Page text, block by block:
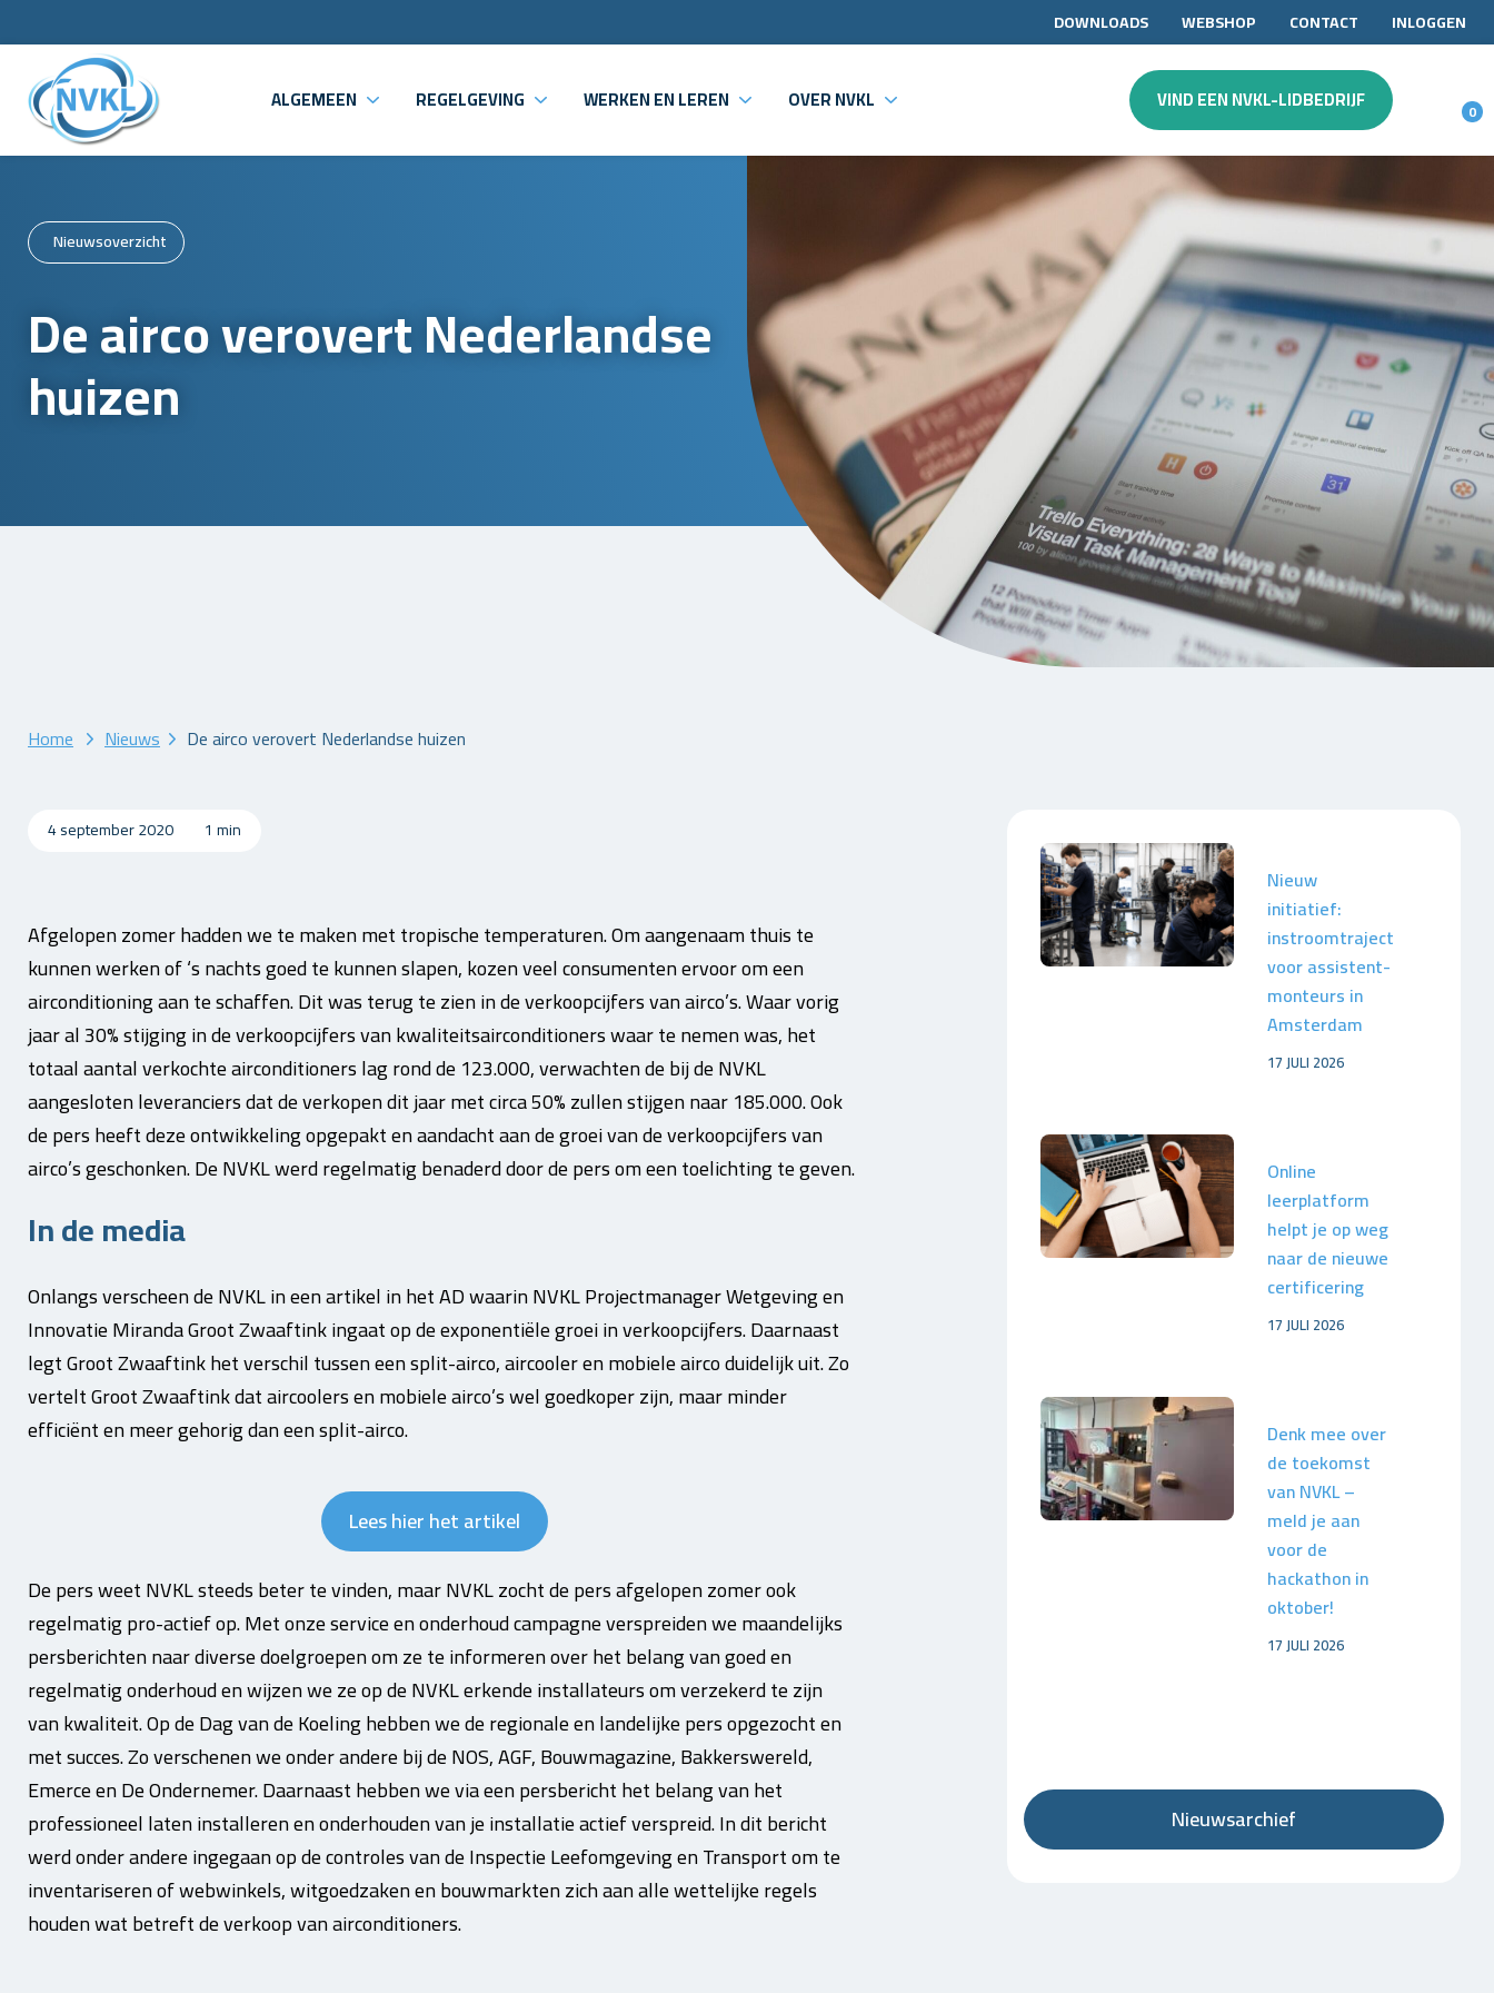
DOWNLOADS WEBSHOP CONTACT INLOGGEN
ALGEMEEN REGELGEVING WERKEN EN LEREN OVER NVKL VIND EEN NVKL-LIDBEDRIJF 0
Nieuwsoverzicht
De airco verovert Nederlandse
huizen
Home Nieuws De airco verovert Nederlandse huizen
4 september 2020 1 min
Afgelopen zomer hadden we te maken met tropische temperaturen. Om aangenaam thuis te
kunnen werken of ‘s nachts goed te kunnen slapen, kozen veel consumenten ervoor om een
airconditioning aan te schaffen. Dit was terug te zien in de verkoopcijfers van airco’s. Waar vorig
jaar al 30% stijging in de verkoopcijfers van kwaliteitsairconditioners waar te nemen was, het
totaal aantal verkochte airconditioners lag rond de 123.000, verwachten de bij de NVKL
aangesloten leveranciers dat de verkopen dit jaar met circa 50% zullen stijgen naar 185.000. Ook
de pers heeft deze ontwikkeling opgepakt en aandacht aan de groei van de verkoopcijfers van
airco’s geschonken. De NVKL werd regelmatig benaderd door de pers om een toelichting te geven.
In de media
Onlangs verscheen de NVKL in een artikel in het AD waarin NVKL Projectmanager Wetgeving en
Innovatie Miranda Groot Zwaaftink ingaat op de exponentiële groei in verkoopcijfers. Daarnaast
legt Groot Zwaaftink het verschil tussen een split-airco, aircooler en mobiele airco duidelijk uit. Zo
vertelt Groot Zwaaftink dat aircoolers en mobiele airco’s wel goedkoper zijn, maar minder
efficiënt en meer gehorig dan een split-airco.
Lees hier het artikel
De pers weet NVKL steeds beter te vinden, maar NVKL zocht de pers afgelopen zomer ook
regelmatig pro-actief op. Met onze service en onderhoud campagne verspreiden we maandelijks
persberichten naar diverse doelgroepen om ze te informeren over het belang van goed en
regelmatig onderhoud en wijzen we ze op de NVKL erkende installateurs om verzekerd te zijn
van kwaliteit. Op de Dag van de Koeling hebben we de regionale en landelijke pers opgezocht en
met succes. Zo verschenen we onder andere bij de NOS, AGF, Bouwmagazine, Bakkerswereld,
Emerce en De Ondernemer. Daarnaast hebben we via een persbericht het belang van het
professioneel laten installeren en onderhouden van je installatie actief verspreid. In dit bericht
werd onder andere ingegaan op de controles van de Inspectie Leefomgeving en Transport om te
inventariseren of webwinkels, witgoedzaken en bouwmarkten zich aan alle wettelijke regels
houden wat betreft de verkoop van airconditioners.
Nieuw
initiatief:
instroomtraject
voor assistent-
monteurs in
Amsterdam
17 JULI 2026
Online
leerplatform
helpt je op weg
naar de nieuwe
certificering
17 JULI 2026
Denk mee over
de toekomst
van NVKL –
meld je aan
voor de
hackathon in
oktober!
17 JULI 2026
Nieuwsarchief